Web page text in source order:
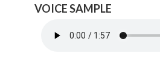
VOICE SAMPLE